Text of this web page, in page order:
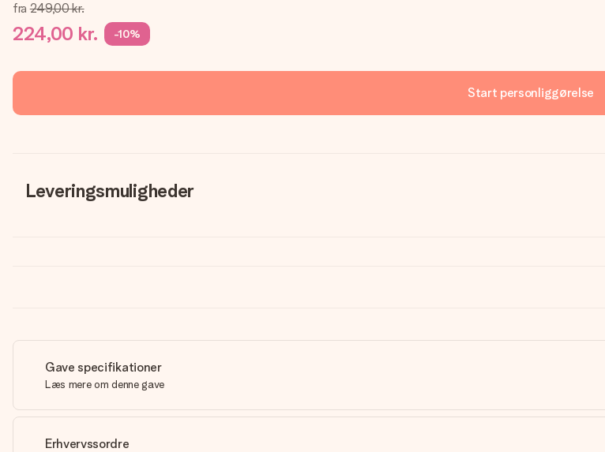
fra 249,00 kr.
224,00 kr. -10%
Start personliggørelse
Leveringsmuligheder
Gave specifikationer
Læs mere om denne gave
Erhvervssordre